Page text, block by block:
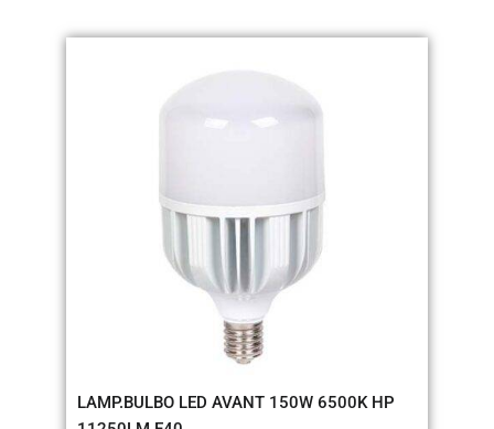
LAMP.BULBO LED AVANT 150W 6500K HP